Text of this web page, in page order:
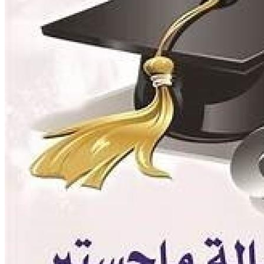
إيداع الرسائل بالمكتبة المركزية
نماذج البعثات والمهمات العلمية
قواعد كتابة الرسائل العلمية
محطة التجارب و البحوث الزراعية
خدمة المجتمع وتنمية البيئة
تقرير قطاع شئون البيئة و خدمة المجتمع
عن قطاع خدمة المجتمع وتنمية البيئة
الخطة السنوية للقطاع
وحدة الأزمات والكوارث
أنشطة قطاع شئون البيئة و خدمة المجتمع
رعاية الشباب والخريجون
رعاية الشباب
إدارة رعاية الشباب
الخدمات التى تقدمها الإدارة
مجلس إتحاد الطلاب
مستشارى لجان الإتحاد